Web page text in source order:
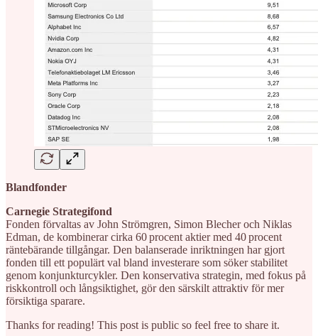
Blandfonder
Carnegie Strategifond
Fonden förvaltas av John Strömgren, Simon Blecher och Niklas
Edman, de kombinerar cirka 60 procent aktier med 40 procent
räntebärande tillgångar. Den balanserade inriktningen har gjort
fonden till ett populärt val bland investerare som söker stabilitet
genom konjunkturcykler. Den konservativa strategin, med fokus på
riskkontroll och långsiktighet, gör den särskilt attraktiv för mer
försiktiga sparare.
Thanks for reading! This post is public so feel free to share it.